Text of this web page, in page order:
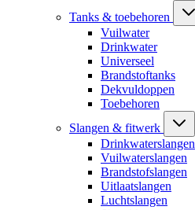
Tanks & toebehoren
Vuilwater
Drinkwater
Universeel
Brandstoftanks
Dekvuldoppen
Toebehoren
Slangen & fitwerk
Drinkwaterslangen
Vuilwaterslangen
Brandstofslangen
Uitlaatslangen
Luchtslangen